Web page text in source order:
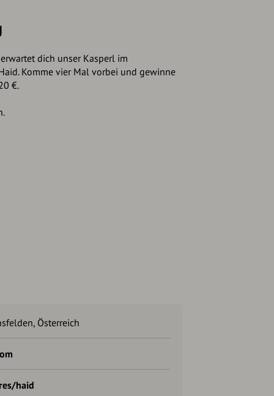
dich unser Kasperl im
Komme vier Mal vorbei und gewinne
€.
Österreich
haid